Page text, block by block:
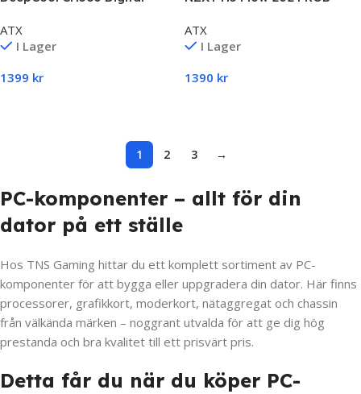
ATX
I Lager
1399 kr
ATX
I Lager
1390 kr
1 2 3 →
PC-komponenter – allt för din
dator på ett ställe
Hos TNS Gaming hittar du ett komplett sortiment av PC-
komponenter för att bygga eller uppgradera din dator. Här finns
processorer, grafikkort, moderkort, nätaggregat och chassin
från välkända märken – noggrant utvalda för att ge dig hög
prestanda och bra kvalitet till ett prisvärt pris.
Detta får du när du köper PC-